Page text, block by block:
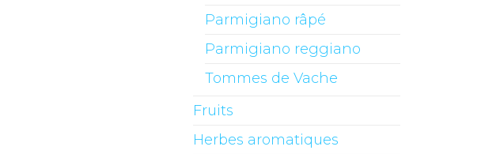
Parmigiano râpé
Parmigiano reggiano
Tommes de Vache
Fruits
Herbes aromatiques